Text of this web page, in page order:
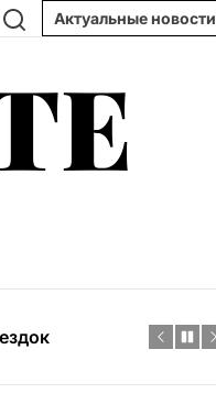
ПоискАктуальные новости
советы